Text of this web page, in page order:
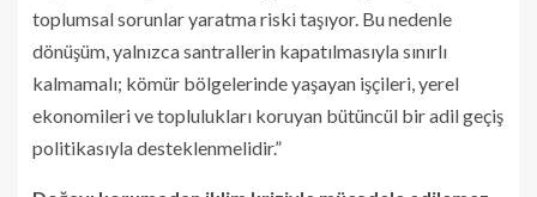
toplumsal sorunlar yaratma riski taşıyor. Bu nedenle
dönüşüm, yalnızca santrallerin kapatılmasıyla sınırlı
kalmamalı; kömür bölgelerinde yaşayan işçileri, yerel
ekonomileri ve toplulukları koruyan bütüncül bir adil geçiş
politikasıyla desteklenmelidir.”